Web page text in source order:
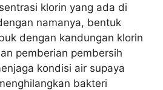
klorin yang ada di
namanya, bentuk
dengan kandungan klorin
pemberian pembersih
kondisi air supaya
bakteri